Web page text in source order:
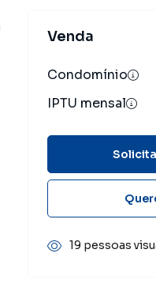
Venda
Condomínio
IPTU mensal
19 pessoas